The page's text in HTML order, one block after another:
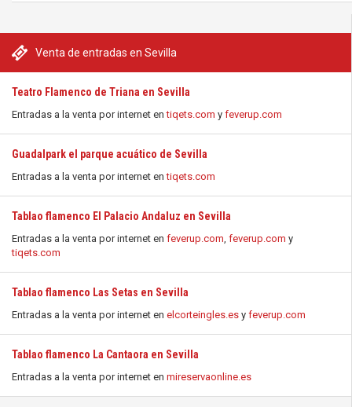
Venta de entradas en Sevilla
Teatro Flamenco de Triana en Sevilla
Entradas a la venta por internet entiqets.com y feverup.com
Guadalpark el parque acuático de Sevilla
Entradas a la venta por internet entiqets.com
Tablao flamenco El Palacio Andaluz en Sevilla
Entradas a la venta por internet en feverup.com, feverup.com y
tiqets.com
Tablao flamenco Las Setas en Sevilla
Entradas a la venta por internet en elcorteingles.es y feverup.com
Tablao flamenco La Cantaora en Sevilla
Entradas a la venta por internet en mireservaonline.es